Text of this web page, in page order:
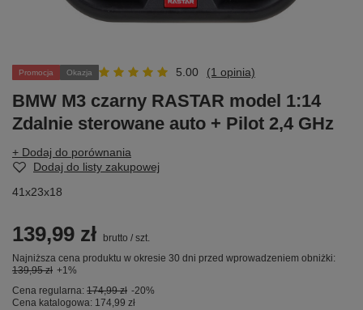
Promocja Okazja 5.00 (1 opinia)
BMW M3 czarny RASTAR model 1:14
Zdalnie sterowane auto + Pilot 2,4 GHz
+ Dodaj do porównania
Dodaj do listy zakupowej
41x23x18
139,99 zł brutto / szt.
Najniższa cena produktu w okresie 30 dni przed wprowadzeniem obniżki:
139,95 zł +1%
Cena regularna: 174,99 zł -20%
Cena katalogowa: 174,99 zł